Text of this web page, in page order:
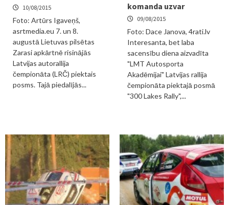
10/08/2015
Foto: Artūrs Igaveņš,
asrtmedia.eu 7. un 8.
augustā Lietuvas pilsētas
Zarasi apkārtnē risinājās
Latvijas autorallija
čempionāta (LRČ) piektais
posms. Tajā piedalījās...
komanda uzvar
09/08/2015
Foto: Dace Janova, 4rati.lv
Interesanta, bet laba
sacensību diena aizvadīta
"LMT Autosporta
Akadēmijai" Latvijas rallija
čempionāta piektajā posmā
"300 Lakes Rally",...